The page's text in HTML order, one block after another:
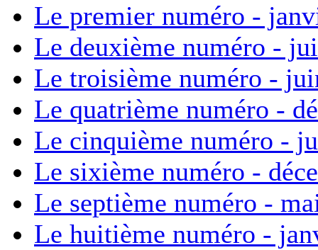
Le premier numéro -
Le deuxième numéro -
Le troisième numéro -
Le quatrième numéro -
Le cinquième numéro -
Le sixième numéro -
Le septième numéro -
Le huitième numéro -